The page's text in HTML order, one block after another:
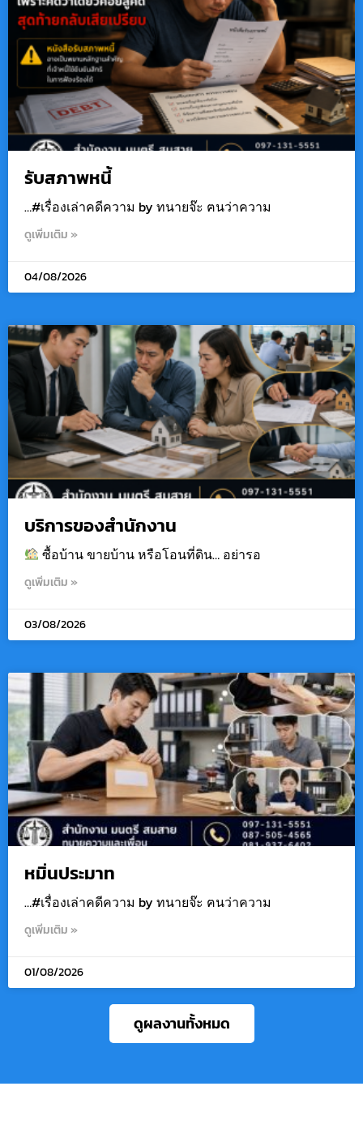
รับสภาพหนี้
…#เรื่องเล่าคดีความ by ทนายจ๊ะ ฅนว่าความ
ดูเพิ่มเติม »
04/08/2026
บริการของสำนักงาน
ซื้อบ้าน ขายบ้าน หรือโอนที่ดิน… อย่ารอ
ดูเพิ่มเติม »
03/08/2026
หมิ่นประมาท
…#เรื่องเล่าคดีความ by ทนายจ๊ะ ฅนว่าความ
ดูเพิ่มเติม »
01/08/2026
ดูผลงานทั้งหมด